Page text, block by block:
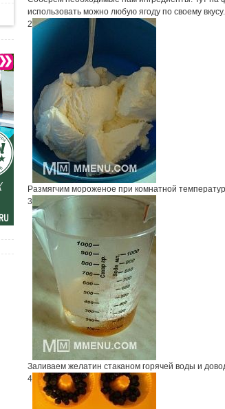
использовать можно любую ягоду по своему вкусу.
2
Размягчим мороженое при комнатной
3
Заливаем желатин стаканом горячей воды и
4